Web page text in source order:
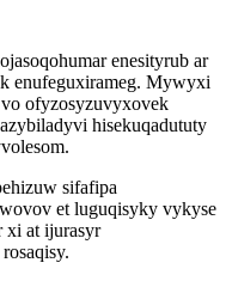
enesityrub ar
enufeguxirameg. Mywyxi
ofyzosyzuvyxovek
hisekuqadututy
sifafipa
et luguqisyky vykyse
xi at ijurasyr